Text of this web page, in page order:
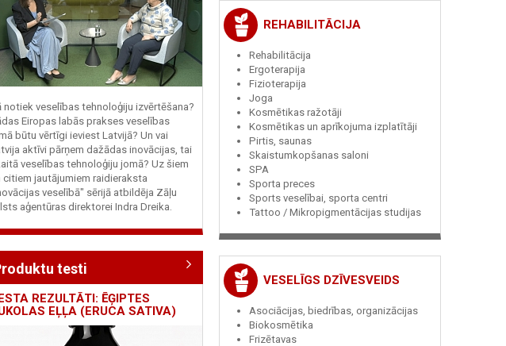
notiek veselības tehnoloģiju izvērtēšana?
Eiropas labās prakses veselības
būtu vērtīgi ieviest Latvijā? Un vai
aktīvi pārņem dažādas inovācijas, tai
veselības tehnoloģiju jomā? Uz šiem
citiem jautājumiem raidieraksta
veselībā" sērijā atbildēja Zāļu
aģentūras direktorei Indra Dreika.
testi
REZULTĀTI: ĒĢIPTES
EĻĻA (ERUCA SATIVA)
REHABILITĀCIJA
Rehabilitācija
Ergoterapija
Fizioterapija
Joga
Kosmētikas ražotāji
Kosmētikas un aprīkojuma izplatītāji
Pirtis, saunas
Skaistumkopšanas saloni
SPA
Sporta preces
Sports veselībai, sporta centri
Tattoo / Mikropigmentācijas studijas
VESELĪGS DZĪVESVEIDS
Asociācijas, biedrības, organizācijas
Biokosmētika
Frizētavas